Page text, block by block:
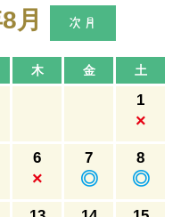
月
木 金 土
1
×
6
×
7
◎
8
◎